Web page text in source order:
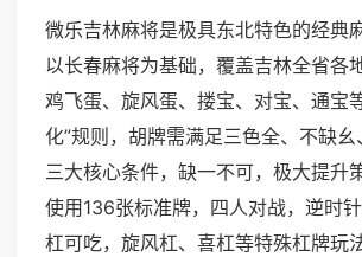
微乐吉林麻将是极具东北特色的经典
以长春麻将为基础，覆盖吉林全省各
鸡飞蛋、旋风蛋、搂宝、对宝、通宝
化”规则，胡牌需满足三色全、不缺
三大核心条件，缺一不可，极大提升
使用136张标准牌，四人对战，逆时
杠可吃，旋风杠、喜杠等特殊杠牌玩